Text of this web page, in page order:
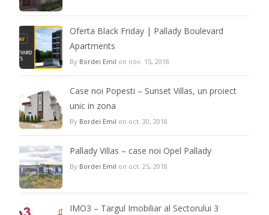
Oferta Black Friday | Pallady Boulevard
Apartments
By Bordei Emil on nov. 15, 2018
Case noi Popesti – Sunset Villas, un proiect
unic in zona
By Bordei Emil on oct. 30, 2018
Pallady Villas – case noi Opel Pallady
By Bordei Emil on oct. 25, 2018
IMO3 – Targul Imobiliar al Sectorului 3